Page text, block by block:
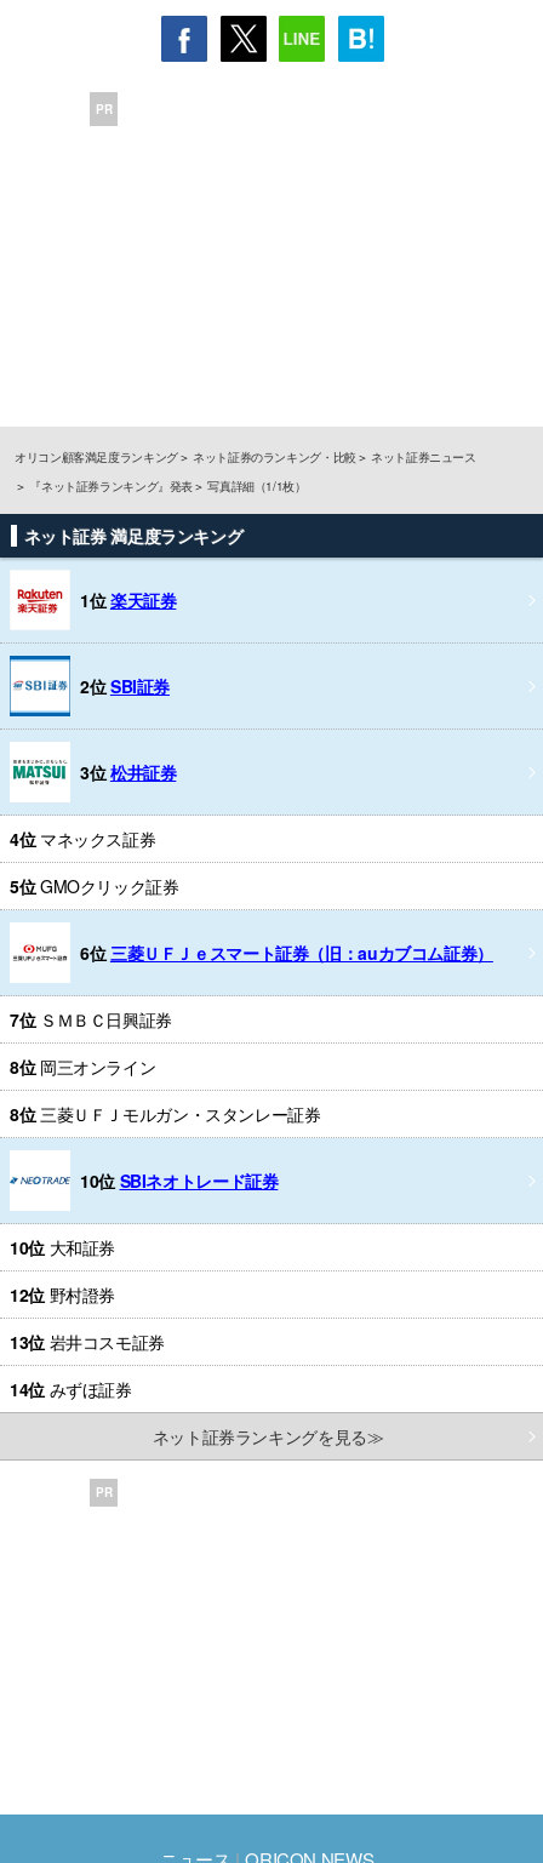
PR
オリコン顧客満足度ランキング ネット証券のランキング・比較
ネット証券ニュース
『ネット証券ランキング』発表
写真詳細（1/1枚）
ネット証券 満足度ランキング
1位楽天証券
2位SBI証券
3位松井証券
4位 マネックス証券
5位GMOクリック証券
6位 三菱ＵＦＪｅスマート証券（旧：auカブコム証券）
7位 ＳＭＢＣ日興証券
8位 岡三オンライン
8位 三菱ＵＦＪモルガン・スタンレー証券
10位 SBIネオトレード証券
10位 大和証券
12位 野村證券
13位 岩井コスモ証券
14位 みずほ証券
ネット証券ランキングを見る≫
PR